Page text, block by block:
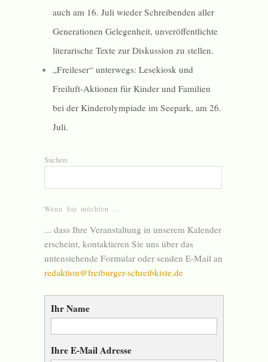
auch am 16. Juli wieder Schreibenden aller
Generationen Gelegenheit, unveröffentlichte
literarische Texte zur Diskussion zu stellen.
„Freileser“ unterwegs: Lesekiosk und
Freiluft-Aktionen für Kinder und Familien
bei der Kinderolympiade im Seepark, am 26.
Juli.
Suchen:
Wenn Sie möchten …
... dass Ihre Veranstaltung in unserem Kalender
erscheint, kontaktieren Sie uns über das
untenstehende Formular oder senden E-Mail an
redaktion@freiburger-schreibkiste.de
Ihr Name
Ihre E-Mail Adresse